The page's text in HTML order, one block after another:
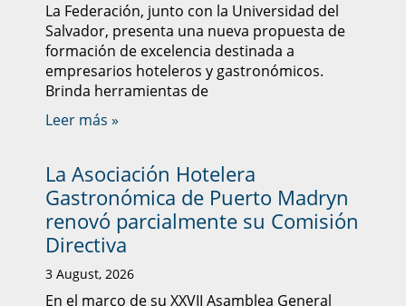
La Federación, junto con la Universidad del
Salvador, presenta una nueva propuesta de
formación de excelencia destinada a
empresarios hoteleros y gastronómicos.
Brinda herramientas de
Leer más »
La Asociación Hotelera
Gastronómica de Puerto Madryn
renovó parcialmente su Comisión
Directiva
3 August, 2026
En el marco de su XXVII Asamblea General